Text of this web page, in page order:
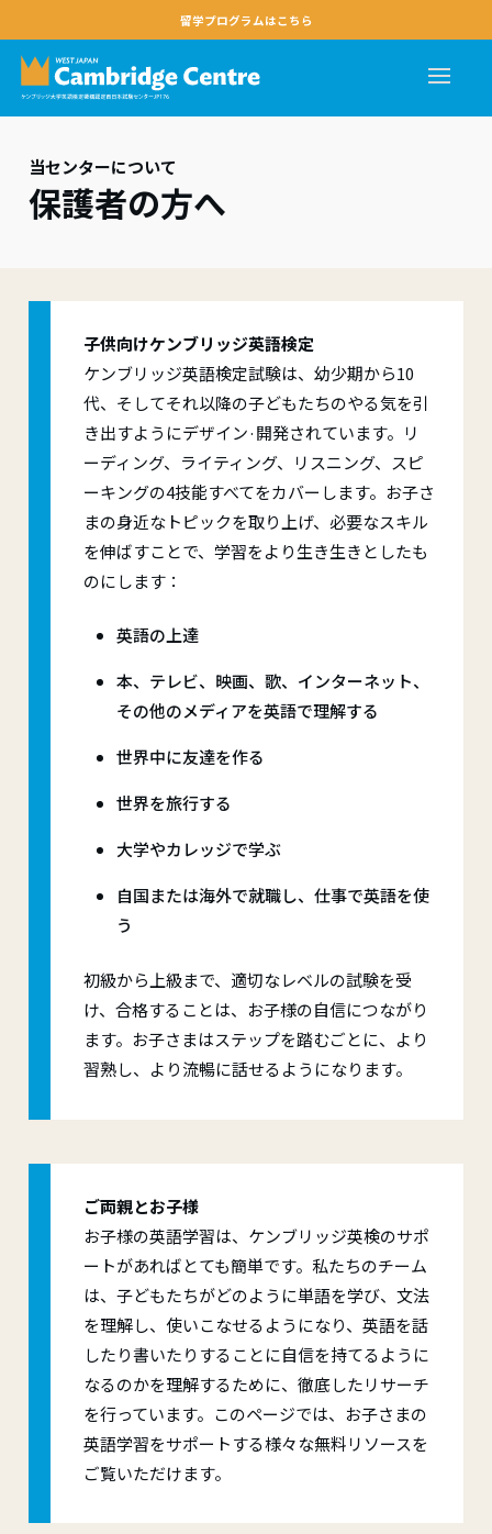
留学プログラムはこちら
当センターについて
保護者の方へ
子供向けケンブリッジ英語検定
ケンブリッジ英語検定試験は、幼少期から10
代、そしてそれ以降の子どもたちのやる気を引
き出すようにデザイン·開発されています。リ
ーディング、ライティング、リスニング、スピ
ーキングの4技能すべてをカバーします。お子さ
まの身近なトピックを取り上げ、必要なスキル
を伸ばすことで、学習をより生き生きとしたも
のにします：
英語の上達
本、テレビ、映画、歌、インターネット、
その他のメディアを英語で理解する
世界中に友達を作る
世界を旅行する
大学やカレッジで学ぶ
自国または海外で就職し、仕事で英語を使
う
初級から上級まで、適切なレベルの試験を受
け、合格することは、お子様の自信につながり
ます。お子さまはステップを踏むごとに、より
習熟し、より流暢に話せるようになります。
ご両親とお子様
お子様の英語学習は、ケンブリッジ英検のサポ
ートがあればとても簡単です。私たちのチーム
は、子どもたちがどのように単語を学び、文法
を理解し、使いこなせるようになり、英語を話
したり書いたりすることに自信を持てるように
なるのかを理解するために、徹底したリサーチ
を行っています。このページでは、お子さまの
英語学習をサポートする様々な無料リソースを
ご覧いただけます。